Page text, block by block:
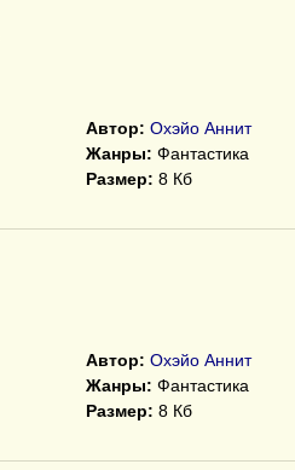
Автор: Охэйо Аннит
Жанры: Фантастика
Размер: 8 Кб
Автор: Охэйо Аннит
Жанры: Фантастика
Размер: 8 Кб